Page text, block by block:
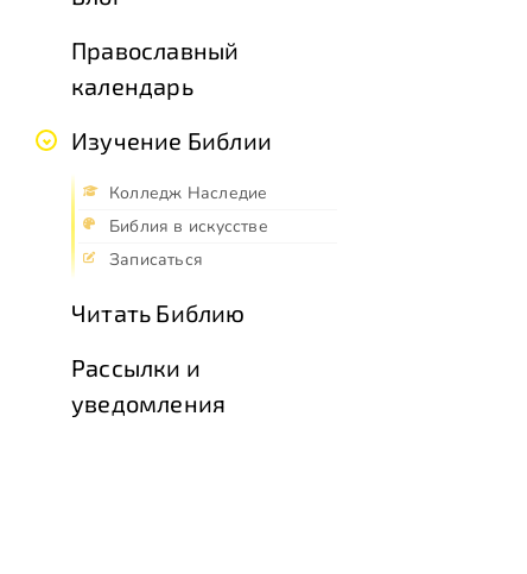
Православный
календарь
Изучение Библии
Колледж Наследие
Библия в искусстве
Записаться
Читать Библию
Рассылки и
уведомления